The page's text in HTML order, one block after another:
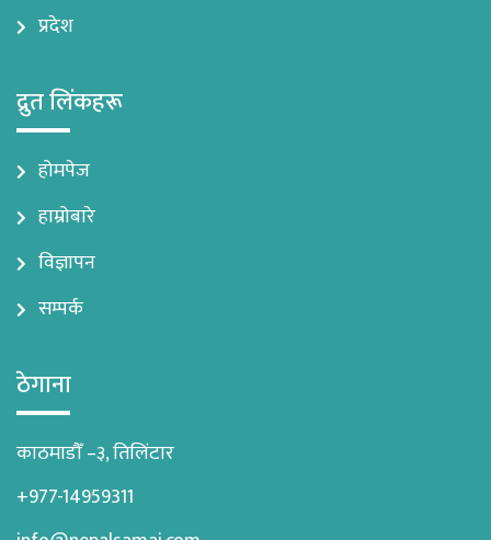
प्रदेश
द्रुत लिंकहरू
होमपेज
हाम्रोबारे
विज्ञापन
सम्पर्क
ठेगाना
काठमाडौँ –३, तिलिंटार
+977-14959311